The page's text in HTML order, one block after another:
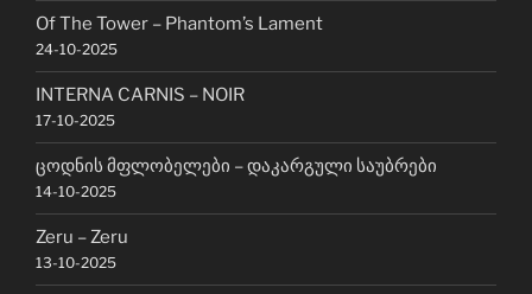
Of The Tower – Phantom’s Lament
24-10-2025
INTERNA CARNIS – NOIR
17-10-2025
ცოდნის მფლობელები – დაკარგული საუბრები
14-10-2025
Zeru – Zeru
13-10-2025